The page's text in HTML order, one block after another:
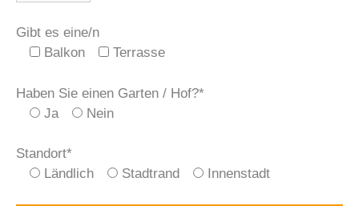
Gibt es eine/n
Balkon
Terrasse
Haben Sie einen Garten / Hof?*
Ja
Nein
Standort*
Ländlich
Stadtrand Innenstadt